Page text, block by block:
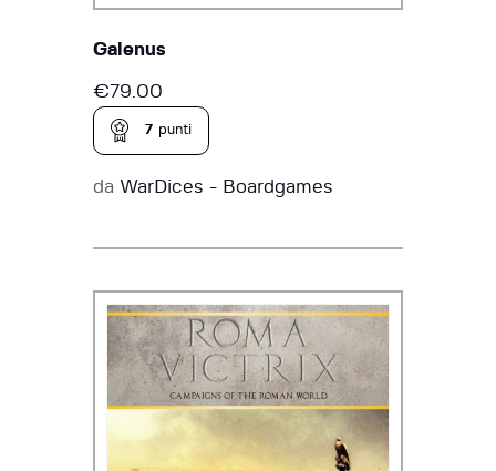
Galenus
€79.00
7 punti
da WarDices - Boardgames